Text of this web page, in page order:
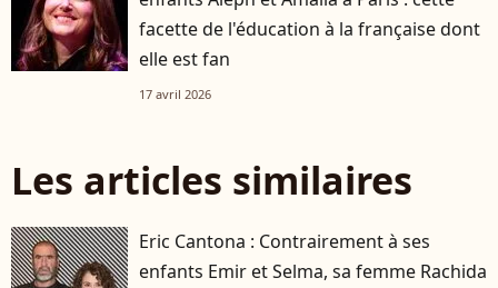
facette de l'éducation à la française dont
elle est fan
17 avril 2026
Les articles similaires
Eric Cantona : Contrairement à ses
enfants Emir et Selma, sa femme Rachida